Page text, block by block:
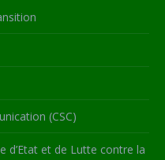
(CSC)
d’Etat et de Lutte contre la